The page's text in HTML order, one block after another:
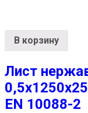
В корзину
Лист
EN 10088-2